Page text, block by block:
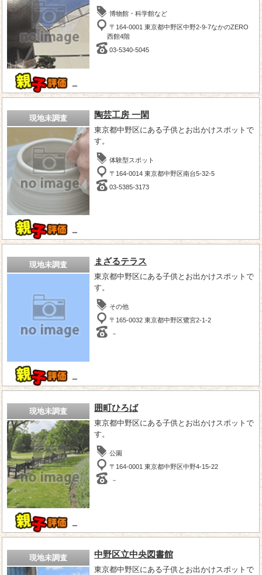
－
博物館・科学館など
〒164-0001 東京都中野区中野2-9-7なかのZERO
西館4階
03-5340-5045
現地未調査
－
陶芸工房 一閑
東京都中野区にある子供とお出かけスポットで
す。
体験型スポット
〒164-0014 東京都中野区南台5-32-5
03-5385-3173
現地未調査
－
まざるテラス
東京都中野区にある子供とお出かけスポットで
す。
その他
〒165-0032 東京都中野区鷺宮2-1-2
－
現地未調査
－
囲町ひろば
東京都中野区にある子供とお出かけスポットで
す。
公園
〒164-0001 東京都中野区中野4-15-22
－
現地未調査 中野区立中央図書館
東京都中野区にある子供とお出かけスポットで